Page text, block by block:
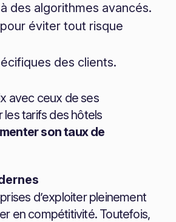
des algorithmes avancés.
pour éviter tout risque
des clients.
avec ceux de ses
les tarifs des hôtels
son taux de
d’exploiter pleinement
en compétitivité. Toutefois,